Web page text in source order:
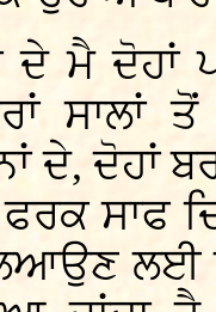
ਦੇ ਮੈ ਦੋਹਾਂ
ਸਾਲਾਂ
ਦੇ, ਦੋਹਾਂ
ਸਾਫ
ਲਈ